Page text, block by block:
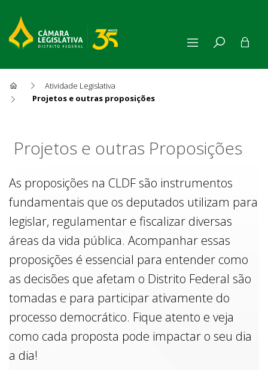
Atividade Legislativa
Projetos e outras proposições
Projetos e outras Proposições
As proposições na CLDF são instrumentos
fundamentais que os deputados utilizam para
legislar, regulamentar e fiscalizar diversas
áreas da vida pública. Acompanhar essas
proposições é essencial para entender como
as decisões que afetam o Distrito Federal são
tomadas e para participar ativamente do
processo democrático. Fique atento e veja
como cada proposta pode impactar o seu dia
a dia!